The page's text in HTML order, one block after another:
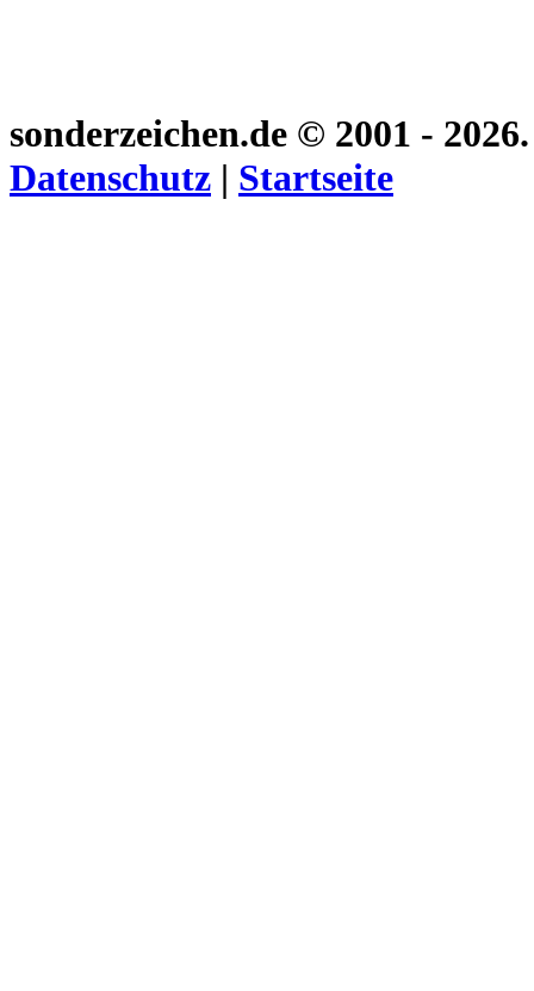
sonderzeichen.de © 2001 -
Datenschutz | Startseite